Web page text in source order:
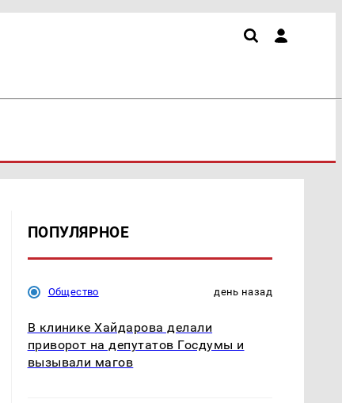
ПОПУЛЯРНОЕ
Общество день назад
В клинике Хайдарова делали
приворот на депутатов Госдумы и
вызывали магов